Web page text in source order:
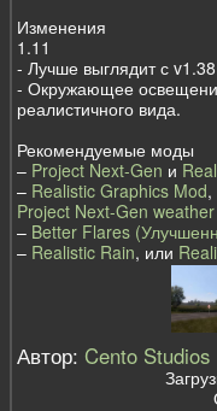
Изменения
1.11
- Лучше выглядит с v1.38
- Окружающее
реалистичного вида.
Рекомендуемые моды
– Project Next-Gen и
– Realistic Graphics Mod,
Project Next-Gen
– Better Flares
– Realistic Rain, или
Автор:Cento Studios